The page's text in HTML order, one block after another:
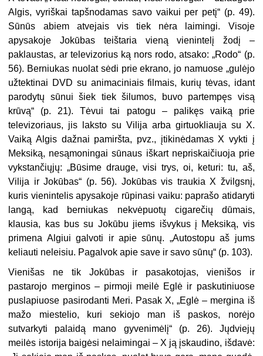
Algis, vyriškai tapšnodamas savo vaikui per petį“ (p. 49).
Sūnūs abiem atvejais vis tiek nėra laimingi. Visoje
apysakoje Jokūbas teištaria vieną vienintelį žodį –
paklaustas, ar televizorius ką nors rodo, atsako: „Rodo“ (p.
56). Berniukas nuolat sėdi prie ekrano, jo namuose „gulėjo
užtektinai DVD su animaciniais filmais, kurių tėvas, idant
parodytų sūnui šiek tiek šilumos, buvo partempęs visą
krūvą“ (p. 21). Tėvui tai patogu – palikęs vaiką prie
televizoriaus, jis laksto su Vilija arba girtuokliauja su X.
Vaiką Algis dažnai pamiršta, pvz., įtikinėdamas X vykti į
Meksiką, nesąmoningai sūnaus iškart nepriskaičiuoja prie
vykstančiųjų: „Būsime drauge, visi trys, oi, keturi: tu, aš,
Vilija ir Jokūbas“ (p. 56). Jokūbas vis traukia X žvilgsnį,
kuris vienintelis apysakoje rūpinasi vaiku: paprašo atidaryti
langą, kad berniukas nekvėpuotų cigarečių dūmais,
klausia, kas bus su Jokūbu jiems išvykus į Meksiką, vis
primena Algiui galvoti ir apie sūnų. „Autostopu aš jums
keliauti neleisiu. Pagalvok apie save ir savo sūnų“ (p. 103).
Vienišas ne tik Jokūbas ir pasakotojas, vienišos ir
pastarojo merginos – pirmoji meilė Eglė ir paskutiniuose
puslapiuose pasirodanti Meri. Pasak X, „Eglė – mergina iš
mažo miestelio, kuri sekiojo man iš paskos, norėjo
sutvarkyti palaidą mano gyvenimėlį“ (p. 26). Jųdviejų
meilės istorija baigėsi nelaimingai – X ją įskaudino, išdavė: